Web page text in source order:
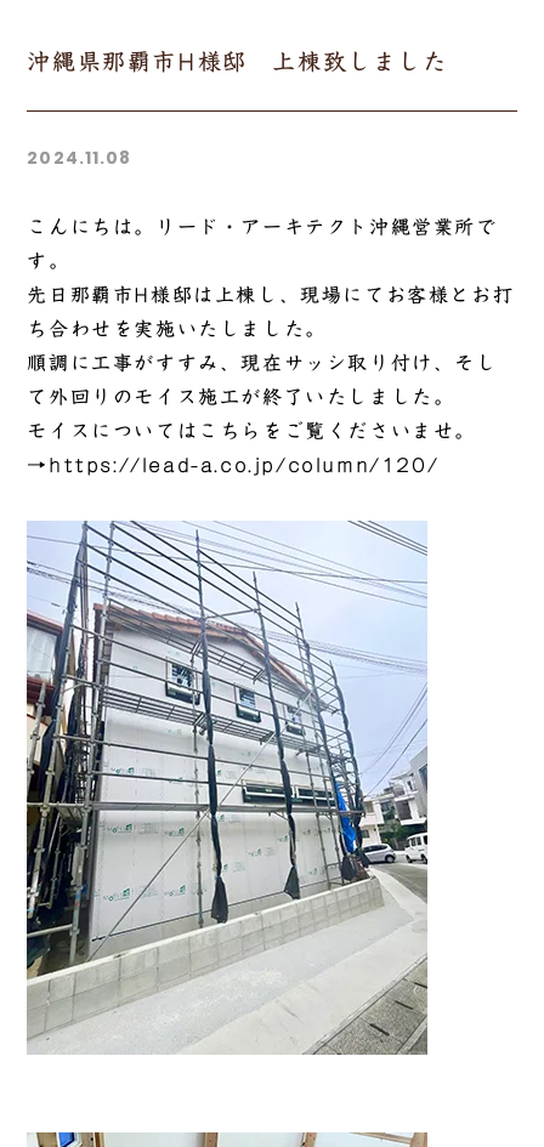
沖縄県那覇市H様邸 上棟致しました
2024.11.08
こんにちは。リード・アーキテクト沖縄営業所で
す。
先日那覇市H様邸は上棟し、現場にてお客様とお打
ち合わせを実施いたしました。
順調に工事がすすみ、現在サッシ取り付け、そし
て外回りのモイス施工が終了いたしました。
モイスについてはこちらをご覧くださいませ。
→ https://lead-a.co.jp/column/120/